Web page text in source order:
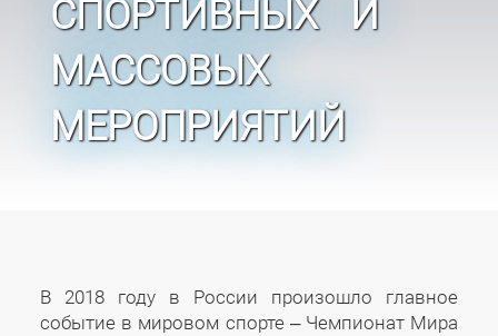
СПОРТИВНЫХ И
МАССОВЫХ
МЕРОПРИЯТИЙ
В 2018 году в России произошло главное
событие в мировом спорте – Чемпионат Мира